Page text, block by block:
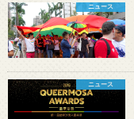
ニュース
ニュース